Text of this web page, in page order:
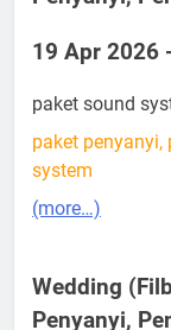
19 Apr 2026
paket sound
paket penyanyi,
system
(more…)
Wedding
Penyanyi,